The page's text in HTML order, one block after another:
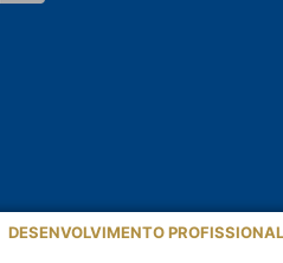
DESENVOLVIMENTO PROFISSIONAL